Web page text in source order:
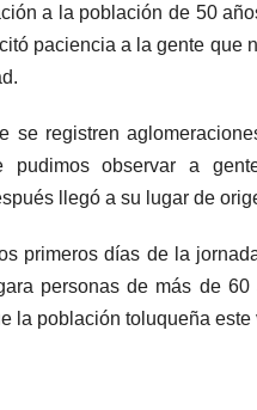
a la población de 50
paciencia a la gente
se registren
pudimos observar a
llegó a su lugar de
primeros días de la
personas de más de
la población toluqueña